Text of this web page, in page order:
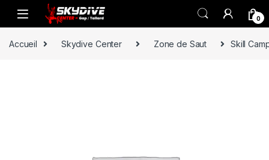
Skip to navigation
Skip to content
0
Accueil Skydive Center Zone de Saut Skill